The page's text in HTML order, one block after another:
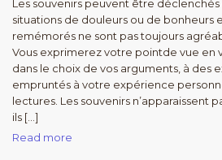
Les souvenirs peuvent être déclenchés
situations de douleurs ou de bonheurs
remémorés ne sont pas toujours
Vous exprimerez votre pointde vue en
dans le choix de vos arguments, à des
empruntés à votre expérience
lectures. Les souvenirs n’apparaissent
ils […]
Read more